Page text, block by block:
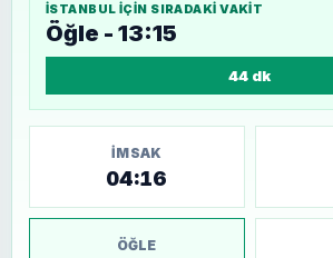
İSTANBUL IÇIN SIRADAKI VAKIT
Öğle - 13:15
44 dk
İMSAK
04:16
ÖĞLE